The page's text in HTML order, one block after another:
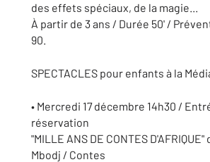
des effets spéciaux, de la magie...
À partir de 3 ans / Durée 50' /
90.
SPECTACLES pour enfants à la
• Mercredi 17 décembre 14h30 /
réservation
"MILLE ANS DE CONTES
Mbodj / Contes